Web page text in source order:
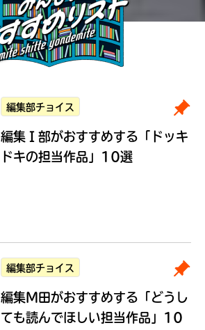
編集部チョイス
編集Ｉ部がおすすめする 「ドッキ
ドキの担当作品」10選
編集部チョイス
編集M田がおすすめする 「どうし
ても読んでほしい担当作品」10